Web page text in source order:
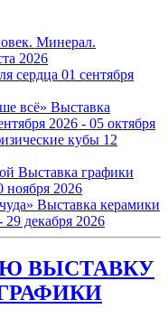
Минерал.
2026
сердца 01 сентября
Выставка
2026 - 05 октября
кубы 12
Выставка графики
ноября 2026
Выставка керамики
29 декабря 2026
ВЫСТАВКУ